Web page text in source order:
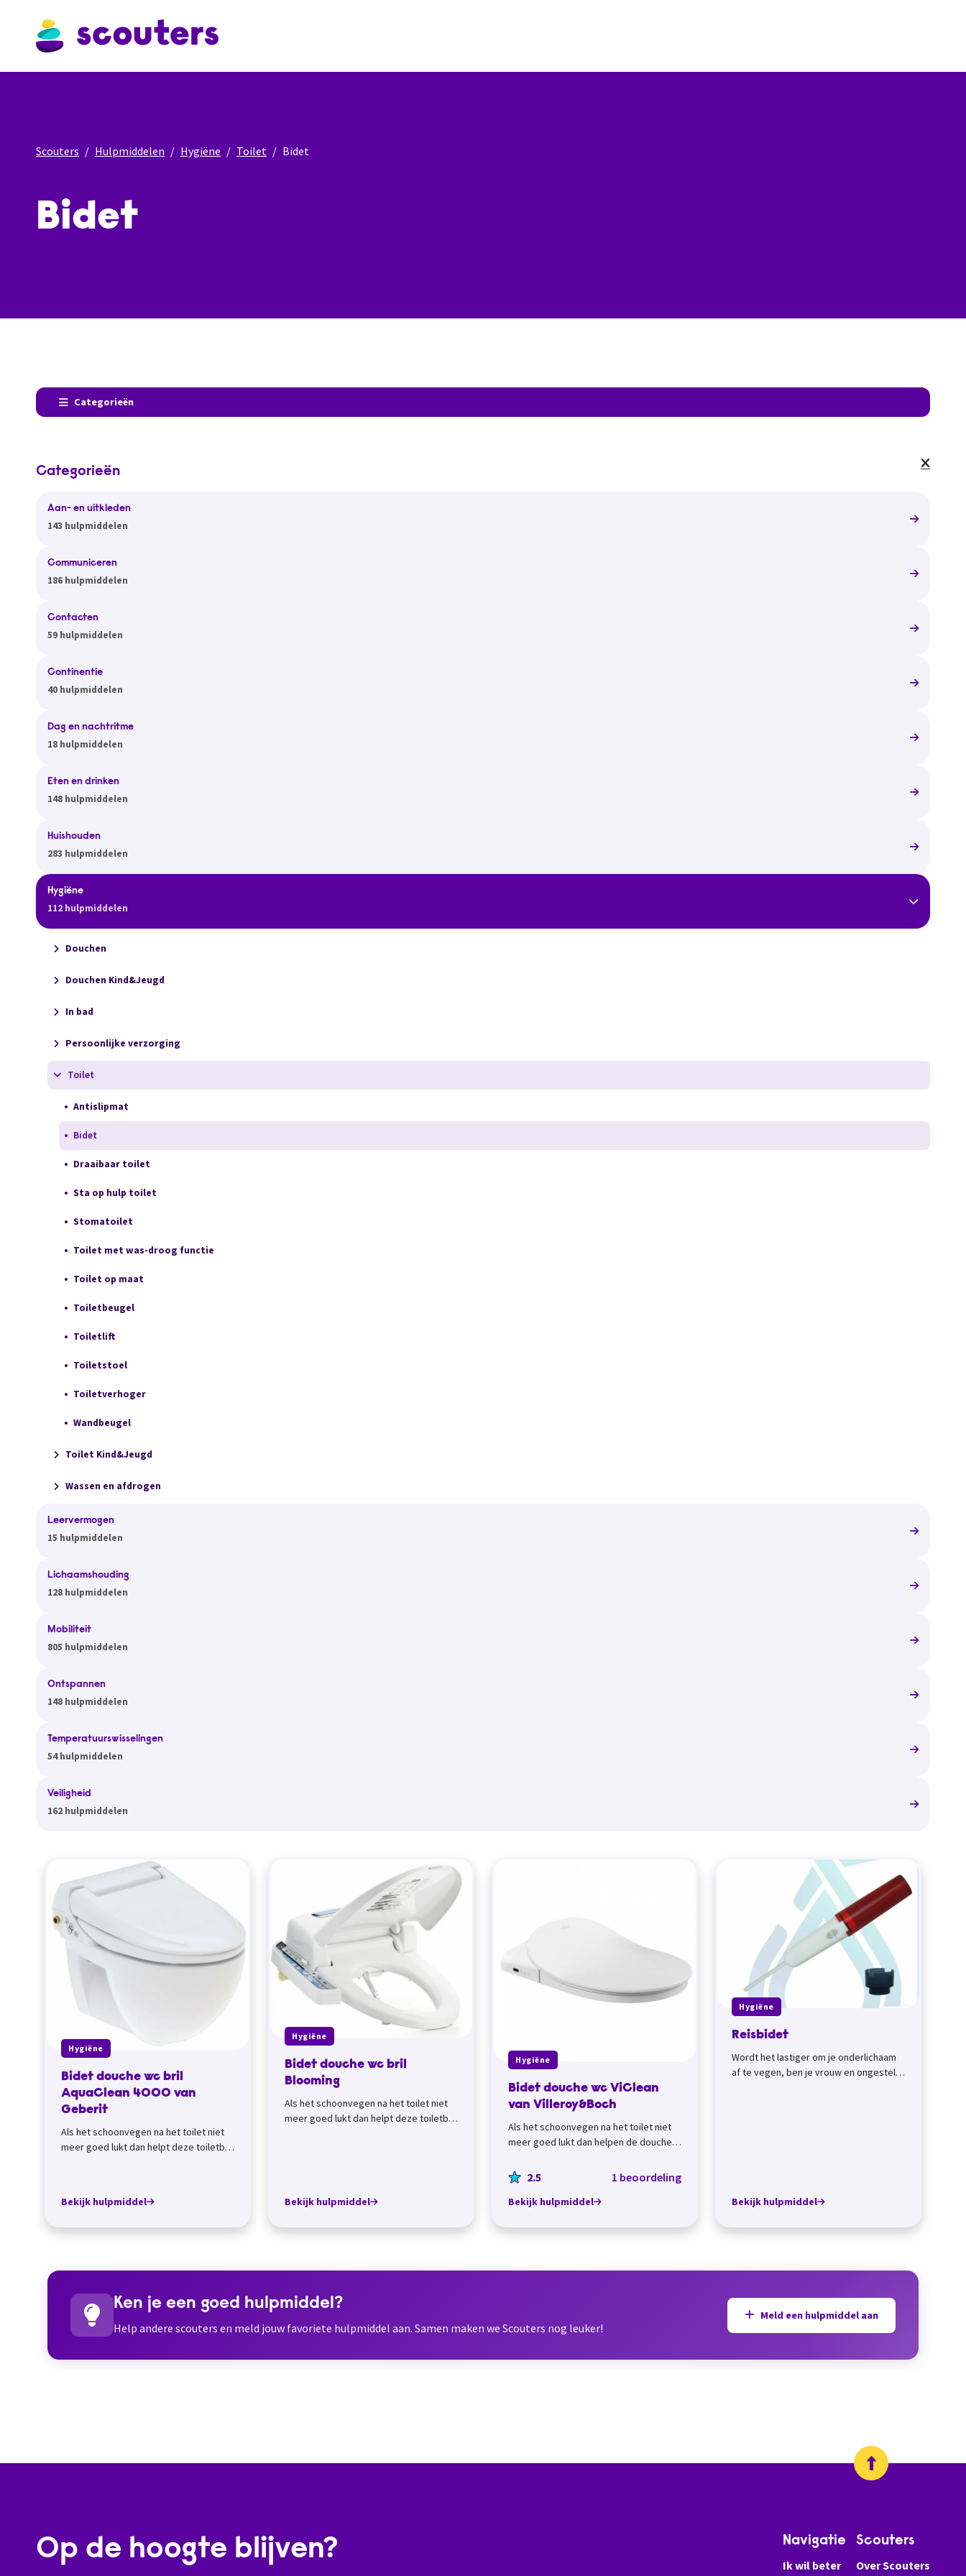
Scouters Hulpmiddelen Hygiëne Toilet Bidet
Bidet
Categorieën
Categorieën
Aan- en uitkleden
143 hulpmiddelen
Communiceren
186 hulpmiddelen
Contacten
59 hulpmiddelen
Continentie
40 hulpmiddelen
Dag en nachtritme
18 hulpmiddelen
Eten en drinken
148 hulpmiddelen
Huishouden
283 hulpmiddelen
Hygiëne
112 hulpmiddelen
Douchen
Douchen Kind&Jeugd
In bad
Persoonlijke verzorging
Toilet
Antislipmat
Bidet
Draaibaar toilet
Sta op hulp toilet
Stomatoilet
Toilet met was-droog functie
Toilet op maat
Toiletbeugel
Toiletlift
Toiletstoel
Toiletverhoger
Wandbeugel
Toilet Kind&Jeugd
Wassen en afdrogen
Leervermogen
15 hulpmiddelen
Lichaamshouding
128 hulpmiddelen
Mobiliteit
805 hulpmiddelen
Ontspannen
148 hulpmiddelen
Temperatuurswisselingen
54 hulpmiddelen
Veiligheid
162 hulpmiddelen
Hygiëne
Bidet douche wc bril
AquaClean 4000 van
Geberit
Als het schoonvegen na het toilet niet
meer goed lukt dan helpt deze toiletbril
Bekijk hulpmiddel
Hygiëne
Bidet douche wc bril
Blooming
Als het schoonvegen na het toilet niet
meer goed lukt dan helpt deze toiletbril
Bekijk hulpmiddel
Hygiëne
Bidet douche wc ViClean
van Villeroy&Boch
Als het schoonvegen na het toilet niet
meer goed lukt dan helpen de douche
Helema...
2.5 1 beoordeling
Bekijk hulpmiddel
Hygiëne
Reisbidet
Wordt het lastiger om je onderlichaam
af te vegen, ben je vrouw en ongesteld,
Bekijk hulpmiddel
Ken je een goed hulpmiddel?
Help andere scouters en meld jouw favoriete hulpmiddel aan. Samen maken we Scouters nog leuker!
Meld een hulpmiddel aan
Op de hoogte blijven?
Navigatie
Ik wil beter
Scouters
Over Scouters